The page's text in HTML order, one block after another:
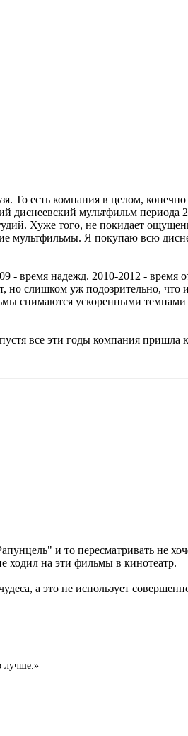
То есть компания в целом,
мультфильм периода
Хуже того, не покидает
мультфильмы. Я покупаю всю
- время надежд. 2010-2012 -
слишком уж подозрительно, что
снимаются ускоренными темпами
все эти годы компания
и то пересматривать не
ходил на эти фильмы в кинотеатр.
а это не использует
лучше.»